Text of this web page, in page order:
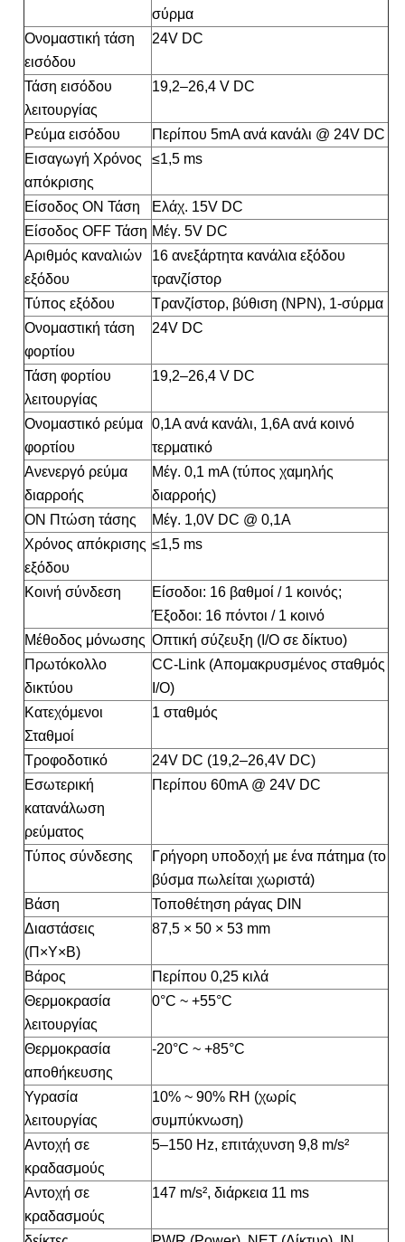
σύρμα
Ονομαστική τάση
εισόδου
24V DC
Τάση εισόδου
λειτουργίας
19,2–26,4 V DC
Ρεύμα εισόδου
Περίπου 5mA ανά κανάλι @ 24V DC
Εισαγωγή Χρόνος
απόκρισης
≤1,5 ms
Είσοδος ΟΝ Τάση
Ελάχ. 15V DC
Είσοδος OFF Τάση Μέγ. 5V DC
Αριθμός καναλιών
εξόδου
16 ανεξάρτητα κανάλια εξόδου
τρανζίστορ
Τύπος εξόδου
Τρανζίστορ, βύθιση (NPN), 1-σύρμα
Ονομαστική τάση
φορτίου
24V DC
Τάση φορτίου
λειτουργίας
19,2–26,4 V DC
Ονομαστικό ρεύμα
φορτίου
0,1A ανά κανάλι, 1,6A ανά κοινό
τερματικό
Ανενεργό ρεύμα
διαρροής
Μέγ. 0,1 mA (τύπος χαμηλής
διαρροής)
ON Πτώση τάσης
Μέγ. 1,0V DC @ 0,1A
Χρόνος απόκρισης
εξόδου
≤1,5 ms
Κοινή σύνδεση
Είσοδοι: 16 βαθμοί / 1 κοινός;
Έξοδοι: 16 πόντοι / 1 κοινό
Μέθοδος μόνωσης Οπτική σύζευξη (I/O σε δίκτυο)
Πρωτόκολλο
δικτύου
CC-Link (Απομακρυσμένος σταθμός
I/O)
Κατεχόμενοι
Σταθμοί
1 σταθμός
Τροφοδοτικό
24V DC (19,2–26,4V DC)
Εσωτερική
κατανάλωση
ρεύματος
Περίπου 60mA @ 24V DC
Τύπος σύνδεσης
Γρήγορη υποδοχή με ένα πάτημα (το
βύσμα πωλείται χωριστά)
Βάση
Τοποθέτηση ράγας DIN
Διαστάσεις
(Π×Υ×Β)
87,5 × 50 × 53 mm
Βάρος
Περίπου 0,25 κιλά
Θερμοκρασία
λειτουργίας
0°C ~ +55°C
Θερμοκρασία
αποθήκευσης
-20°C ~ +85°C
Υγρασία
λειτουργίας
10% ~ 90% RH (χωρίς
συμπύκνωση)
Αντοχή σε
κραδασμούς
5–150 Hz, επιτάχυνση 9,8 m/s²
Αντοχή σε
κραδασμούς
147 m/s², διάρκεια 11 ms